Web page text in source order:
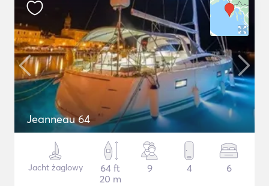
Jeanneau 64
Jacht żaglowy
64 ft
20 m
9 4 6